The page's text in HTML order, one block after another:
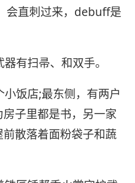
会直刺过来，debuff是
有扫帚、和双手。
饭店;最东侧，有两户
子里都是书，另一家
散落着面粉袋子和蔬